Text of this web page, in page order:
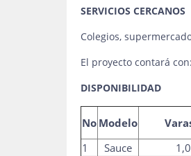
SERVICIOS CERCANOS
Colegios,
El proyecto contará
DISPONIBILIDAD
No Modelo
1
Sauce